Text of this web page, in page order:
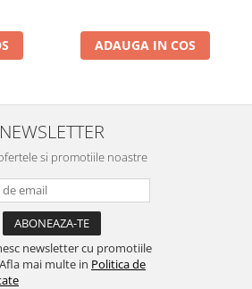
ADAUGA IN COS
NEWSLETTER
si promotiile noastre
newsletter cu promotiile
mai multe in Politica de